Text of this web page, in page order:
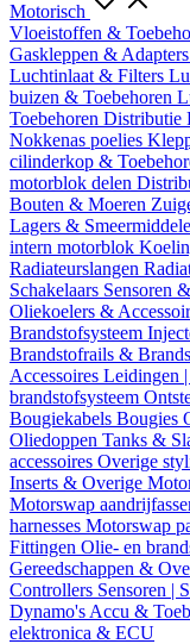
Motorisch
Vloeistoffen &
Gaskleppen & Adapters
Luchtinlaat & Filters
buizen & Toebehoren
Toebehoren Distributie
Nokkenas poelies
cilinderkop &
motorblok delen
Bouten & Moeren
Lagers &
intern motorblok
Radiateurslangen
Schakelaars Sensoren
Oliekoelers &
Brandstofsysteem
Brandstofrails &
Accessoires Leidingen
brandstofsysteem
Bougiekabels Bougies
Oliedoppen Tanks &
accessoires Overige
Inserts & Overige
Motorswap
harnesses Motorswap
Fittingen Olie- en
Gereedschappen &
Controllers Sensoren |
Dynamo's Accu &
elektronica & ECU